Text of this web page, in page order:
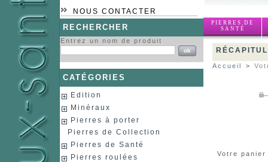
NOUS CONTACTER
PIERRES DE
SANTÉ
RECHERCHER
Entrez un nom de produit
CATÉGORIES
Edition
Minéraux
Pierres à porter
Pierres de Collection
Pierres de Santé
Pierres roulées
Accueil >
Votre